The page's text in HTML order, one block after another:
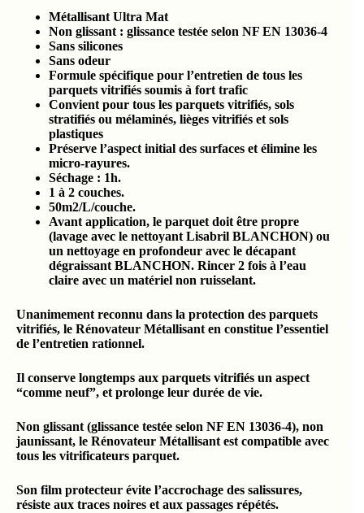
Métallisant Ultra Mat
Non glissant : glissance testée selon NF EN 13036-4
Sans silicones
Sans odeur
Formule spécifique pour l’entretien de tous les
parquets vitrifiés soumis à fort trafic
Convient pour tous les parquets vitrifiés, sols
stratifiés ou mélaminés, lièges vitrifiés et sols
plastiques
Préserve l’aspect initial des surfaces et élimine les
micro-rayures.
Séchage : 1h.
1 à 2 couches.
50m2/L/couche.
Avant application, le parquet doit être propre
(lavage avec le nettoyant Lisabril BLANCHON) ou
un nettoyage en profondeur avec le décapant
dégraissant BLANCHON. Rincer 2 fois à l’eau
claire avec un matériel non ruisselant.
Unanimement reconnu dans la protection des parquets
vitrifiés, le Rénovateur Métallisant en constitue l’essentiel
de l’entretien rationnel.
Il conserve longtemps aux parquets vitrifiés un aspect
“comme neuf”, et prolonge leur durée de vie.
Non glissant (glissance testée selon NF EN 13036-4), non
jaunissant, le Rénovateur Métallisant est compatible avec
tous les vitrificateurs parquet.
Son film protecteur évite l’accrochage des salissures,
résiste aux traces noires et aux passages répétés.